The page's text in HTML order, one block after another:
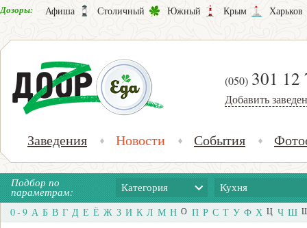
Дозоры: Афиша Столичный Южный Крым Харьков
(050) 301 12
Добавить
Заведения Новости События
Подбор по
параметрам: Категория Кухня
0 - 9 А Б В Г Д Е Ё Ж З И К Л М Н О П Р С Т У Ф Х Ц Ч Ш